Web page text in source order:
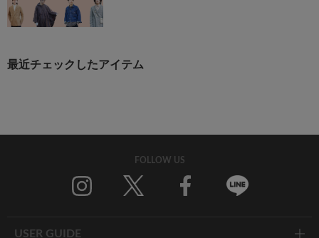
最近チェックしたアイテム
FOLLOW US
USER GUIDE